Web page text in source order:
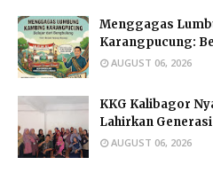
Menggagas
Karangpucung:
AUGUST 06, 2026
KKG Kalibagor
Lahirkan
AUGUST 06, 2026